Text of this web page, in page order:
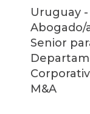
Uruguay -
Abogado/
Senior
M&A